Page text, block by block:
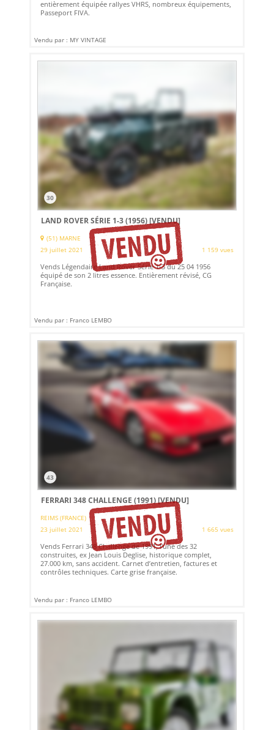
entièrement équipée rallyes VHRS, nombreux équipements,
Passeport FIVA.
Vendu par : MY VINTAGE
30
LAND ROVER SÉRIE 1-3 (1956)[VENDU]
(51) MARNE
29 juillet 2021
1 159 vues
Vends Légendaire Land Rover Série 1-3 du 25 04 1956
équipé de son 2 litres essence. Entièrement révisé, CG
Française.
Vendu par : Franco LEMBO
43
FERRARI 348 CHALLENGE (1991)[VENDU]
REIMS (FRANCE)
23 juillet 2021
1 665 vues
Vends Ferrari 348 Challenge de 1991, l'une des 32
construites, ex Jean Louis Deglise, historique complet,
27.000 km, sans accident. Carnet d’entretien, factures et
contrôles techniques. Carte grise française.
Vendu par : Franco LEMBO